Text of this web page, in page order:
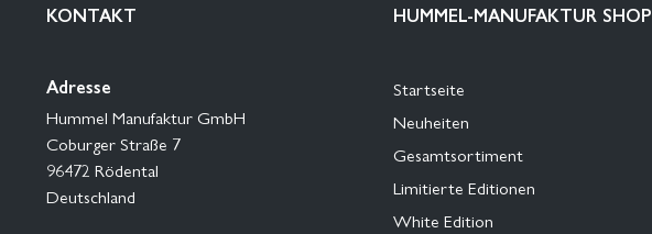
KONTAKT
Adresse
Hummel Manufaktur GmbH
Coburger Straße 7
96472 Rödental
Deutschland
HUMMEL-MANUFAKTUR SHOP
Startseite
Neuheiten
Gesamtsortiment
Limitierte Editionen
White Edition